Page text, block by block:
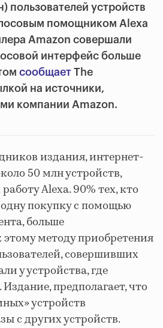
пользователей устройств
помощником Alexa
Amazon совершали
интерфейс больше
сообщает The
на источники,
компании Amazon.
издания, интернет-
50 млн устройств,
Alexa. 90% тех, кто
покупку с помощью
больше
этому методу приобретения
совершивших
у устройства, где
предполагает, что
устройств
с других устройств.